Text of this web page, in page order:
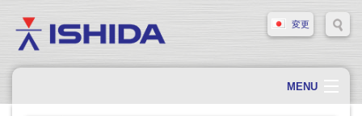
変更
MENU